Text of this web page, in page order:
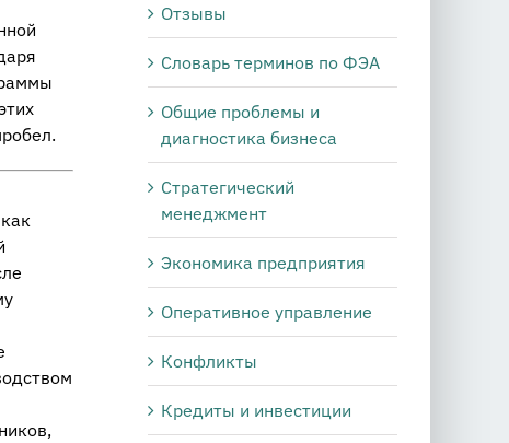
Отзывы
Словарь терминов по ФЭА
Общие проблемы и
диагностика бизнеса
Стратегический
менеджмент
Экономика предприятия
Оперативное управление
Конфликты
Кредиты и инвестиции